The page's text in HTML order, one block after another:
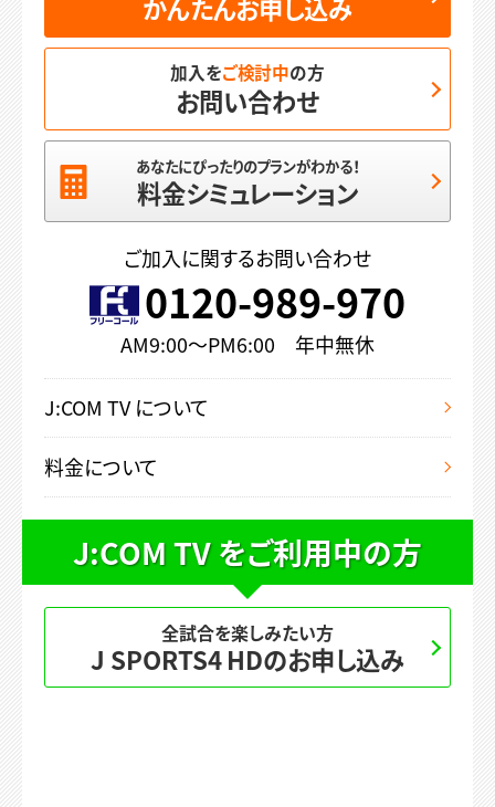
かんたんお申し込み
加入をご検討中の方
お問い合わせ
あなたにぴったりのプランがわかる！
料金シミュレーション
ご加入に関するお問い合わせ
0120-989-970
AM9:00～PM6:00 年中無休
J:COM TV について
料金について
J:COM TV をご利用中の方
全試合を楽しみたい方
J SPORTS4 HDのお申し込み